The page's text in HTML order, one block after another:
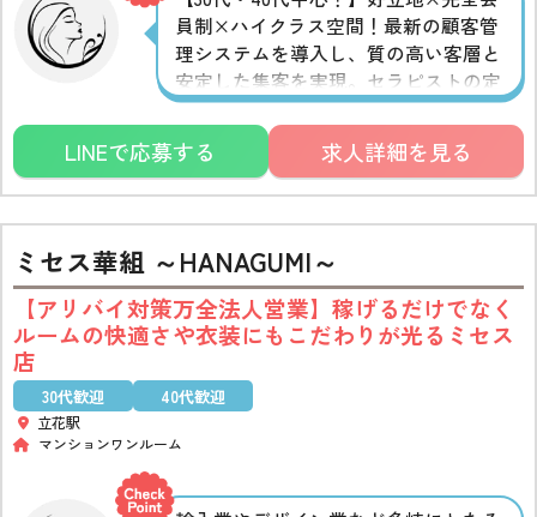
員制×ハイクラス空間！最新の顧客管
理システムを導入し、質の高い客層と
安定した集客を実現。セラピストの定
着率も高く、長く・しっかり稼げる環
境が整っています。働き方は出張型・
ルーム型から選択OK！あなたらしいス
タイルで活躍できます♪
LINEで応募する 求人詳細を見る
ミセス華組 ～HANAGUMI～
【アリバイ対策万全法人営業】稼げるだけでなく
ルームの快適さや衣装にもこだわりが光るミセス
店
30代歓迎 40代歓迎
立花駅
マンションワンルーム